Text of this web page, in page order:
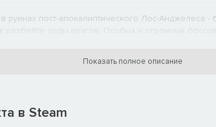
руинах пост-апокалиптического Лос-Анджелеса -
Показать полное описание
в Steam